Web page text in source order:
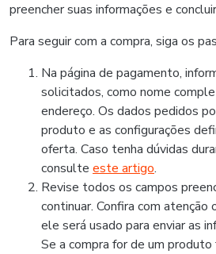
preencher suas informações e
Para seguir com a compra, siga os
Na página de pagamento,
solicitados, como nome
endereço. Os dados pedidos
produto e as configurações
oferta. Caso tenha dúvidas
consulte este artigo.
Revise todos os campos
continuar. Confira com atenção
ele será usado para enviar as
Se a compra for de um